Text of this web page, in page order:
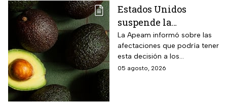
Estados Unidos
suspende la
importación de
aguacate de
Michoacán por alerta
de seguridad
La Apeam informó sobre las
afectaciones que podría tener
esta decisión a los
trabajadores y la industria
05 agosto, 2026